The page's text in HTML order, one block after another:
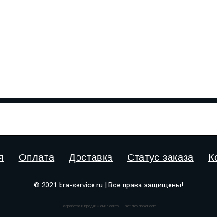
Оплата Доставка Статус заказа
© 2021 bra-service.ru | Все права защищены!
Разработка и продвижение сайта — Inet-developer.com